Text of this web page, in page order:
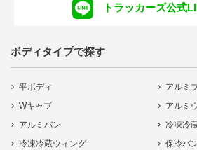
トラッカーズ公式
ボディタイプで探す
平ボディ
アルミ
Wキャブ
アルミ
アルミバン
冷凍冷
冷凍冷蔵ウィング
保冷バ